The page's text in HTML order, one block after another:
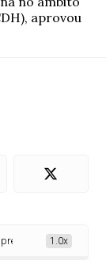
aprovou
a saúde, comida
1.0x